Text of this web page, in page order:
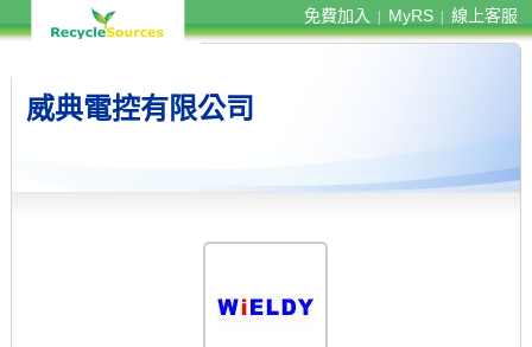
免費加入 MyRS 線上客服
威典電控有限公司